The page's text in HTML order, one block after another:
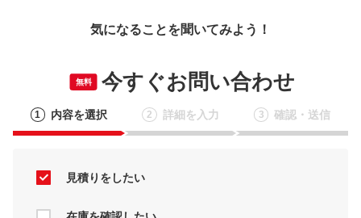
気になることを聞いてみよう！
無料 今すぐお問い合わせ
1 内容を選択 2 詳細を入力 3 確認・送信
見積りをしたい